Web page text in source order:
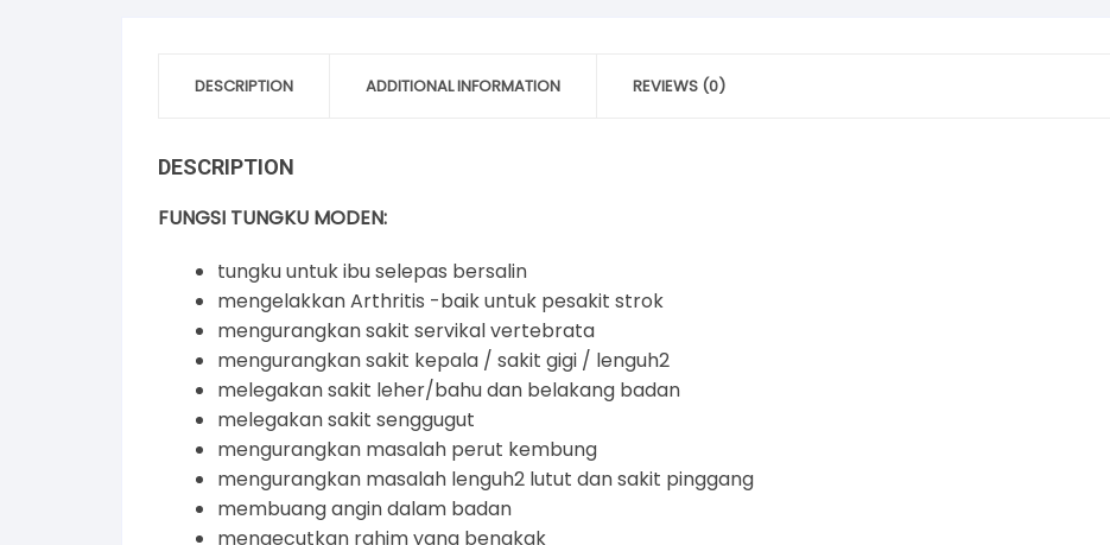
DESCRIPTION ADDITIONAL INFORMATION REVIEWS (0)
DESCRIPTION
FUNGSI TUNGKU MODEN:
tungku untuk ibu selepas bersalin
mengelakkan Arthritis -baik untuk pesakit strok
mengurangkan sakit servikal vertebrata
mengurangkan sakit kepala / sakit gigi / lenguh2
melegakan sakit leher/bahu dan belakang badan
melegakan sakit senggugut
mengurangkan masalah perut kembung
mengurangkan masalah lenguh2 lutut dan sakit pinggang
membuang angin dalam badan
mengecutkan rahim yang bengkak